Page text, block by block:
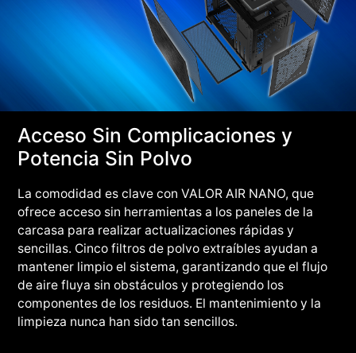
Acceso Sin Complicaciones y
Potencia Sin Polvo
La comodidad es clave con VALOR AIR NANO, que
ofrece acceso sin herramientas a los paneles de la
carcasa para realizar actualizaciones rápidas y
sencillas. Cinco filtros de polvo extraíbles ayudan a
mantener limpio el sistema, garantizando que el flujo
de aire fluya sin obstáculos y protegiendo los
componentes de los residuos. El mantenimiento y la
limpieza nunca han sido tan sencillos.